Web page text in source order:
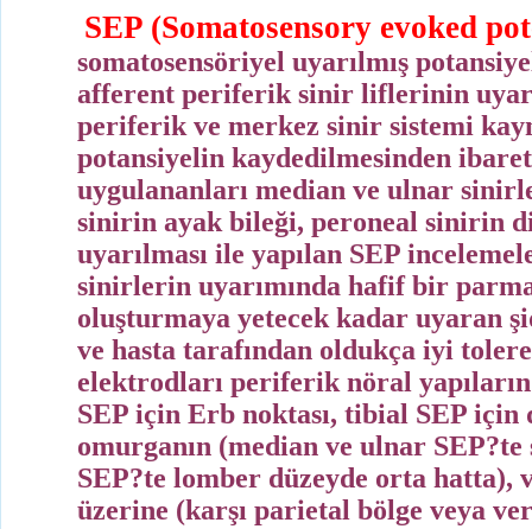
SEP (Somatosensory evoked
somatosensöriyel uyarılmış
afferent periferik sinir liflerinin
periferik ve merkez sinir sistemi
potansiyelin kaydedilmesinden
uygulananları median ve ulnar
sinirin ayak bileği, peroneal sinirin
uyarılması ile yapılan SEP
sinirlerin uyarımında hafif bir
oluşturmaya yetecek kadar uyaran
ve hasta tarafından oldukça iyi
elektrodları periferik nöral
SEP için Erb noktası, tibial SEP için
omurganın (median ve ulnar
SEP?te lomber düzeyde orta hatta),
üzerine (karşı parietal bölge veya